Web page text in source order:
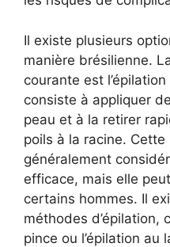
Il existe plusieurs
manière brésilienne.
courante est
consiste à appliquer
peau et à la retirer
poils à la racine.
généralement
efficace, mais elle
certains hommes. Il
méthodes d’épilation,
pince ou l’épilation au